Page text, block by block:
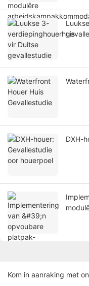
DXH-
Kom in aanraking met